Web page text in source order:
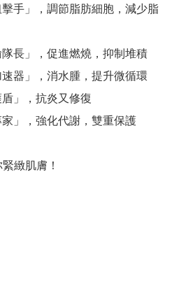
手」，調節脂肪細胞，減少脂
長」，促進燃燒，抑制堆積
器」，消水腫，提升微循環
」，抗炎又修復
」，強化代謝，雙重保護
緻肌膚！